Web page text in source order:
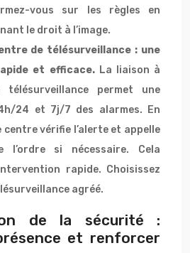
vous sur les règles en
le droit à l’image.
de télésurveillance : une
et efficace. La liaison à
permet une
24 et 7j/7 des alarmes. En
centre vérifie l’alerte et appelle
l’ordre si nécessaire. Cela
rapide. Choisissez
agréé.
de la sécurité :
et renforcer